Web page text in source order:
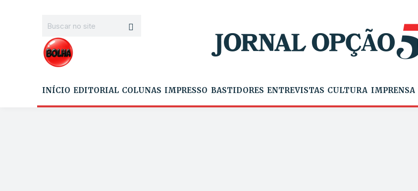
INÍCIO EDITORIAL COLUNAS IMPRESSO BASTIDORES ENTREVISTAS CULTURA IMPRENSA